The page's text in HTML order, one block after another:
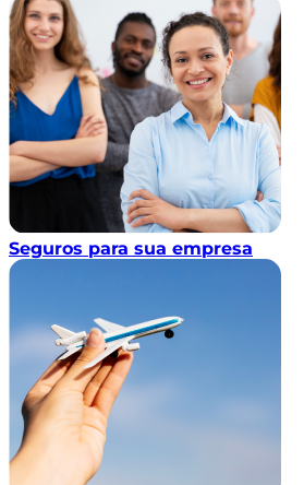
Seguros para sua empresa